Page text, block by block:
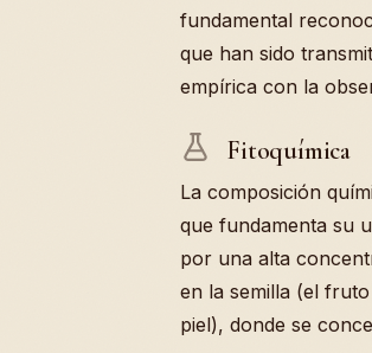
fundamental
que han sido
empírica con la
Fitoquímica
La composición
que fundamenta su
por una alta
en la semilla (el
piel), donde se